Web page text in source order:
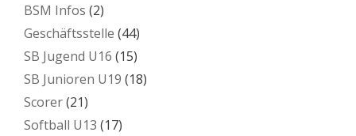
BSM Infos (2)
Geschäftsstelle (44)
SB Jugend U16 (15)
SB Junioren U19 (18)
Scorer(21)
Softball U13 (17)